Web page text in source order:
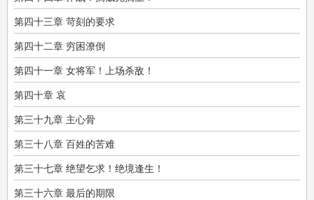
第四十三章 苛刻的要求
第四十二章 穷困潦倒
第四十一章 女将军！上场杀敌！
第四十章 哀
第三十九章 主心骨
第三十八章 百姓的苦难
第三十七章 绝望乞求！绝境逢生！
第三十六章 最后的期限